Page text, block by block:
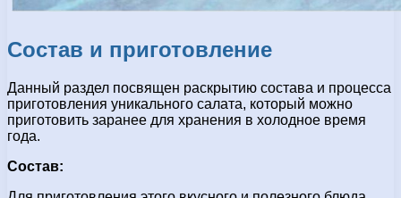
Состав и приготовление
Данный раздел посвящен раскрытию состава и процесса
приготовления уникального салата, который можно
приготовить заранее для хранения в холодное время
года.
Состав: